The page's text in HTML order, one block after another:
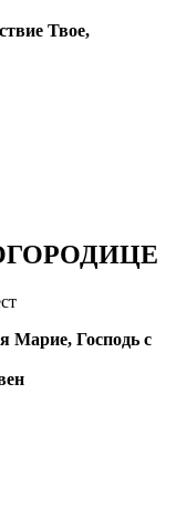
Твое,
Марие, Господь с